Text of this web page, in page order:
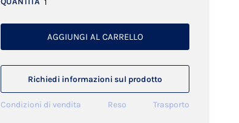
AGGIUNGI AL CARRELLO
Richiedi informazioni sul prodotto
Condizioni di vendita Reso Trasporto